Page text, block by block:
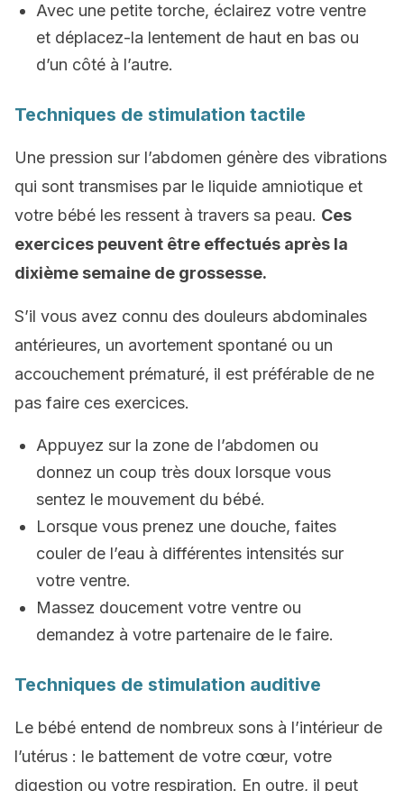
Avec une petite torche, éclairez votre ventre
et déplacez-la lentement de haut en bas ou
d’un côté à l’autre.
Techniques de stimulation tactile
Une pression sur l’abdomen génère des vibrations
qui sont transmises par le liquide amniotique et
votre bébé les ressent à travers sa peau. Ces
exercices peuvent être effectués après la
dixième semaine de grossesse.
S’il vous avez connu des douleurs abdominales
antérieures, un avortement spontané ou un
accouchement prématuré, il est préférable de ne
pas faire ces exercices.
Appuyez sur la zone de l’abdomen ou
donnez un coup très doux lorsque vous
sentez le mouvement du bébé.
Lorsque vous prenez une douche, faites
couler de l’eau à différentes intensités sur
votre ventre.
Massez doucement votre ventre ou
demandez à votre partenaire de le faire.
Techniques de stimulation auditive
Le bébé entend de nombreux sons à l’intérieur de
l’utérus : le battement de votre cœur, votre
digestion ou votre respiration. En outre, il peut